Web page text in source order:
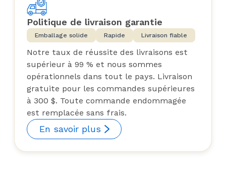
Politique de livraison garantie
Emballage solide Rapide Livraison fiable
Notre taux de réussite des livraisons est
supérieur à 99 % et nous sommes
opérationnels dans tout le pays. Livraison
gratuite pour les commandes supérieures
à 300 $. Toute commande endommagée
est remplacée sans frais.
En savoir plus